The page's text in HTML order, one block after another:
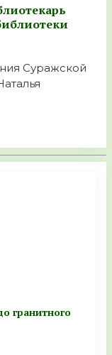
Суражской
гранитного